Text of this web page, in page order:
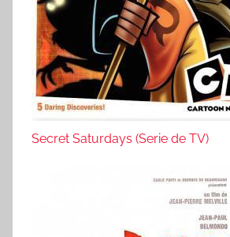
Secret Saturdays (Serie de TV)